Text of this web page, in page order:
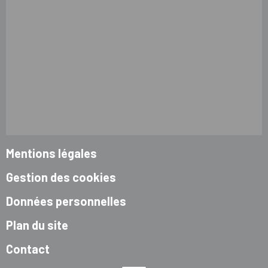
Mentions légales
Gestion des cookies
Données personnelles
Plan du site
Contact